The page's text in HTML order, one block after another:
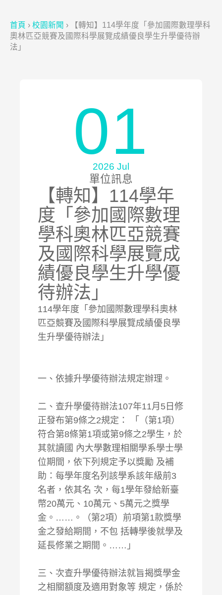
首頁 › 校園新聞 ›
【轉知】114學年度「參加國際數理學科
奧林匹亞競賽及國際科學展覽成績優良學生升學優待辦
法」
01
2026 Jul
單位訊息
【轉知】114學年
度「參加國際數理
學科奧林匹亞競賽
及國際科學展覽成
績優良學生升學優
待辦法」
114學年度「參加國際數理學科奧林
匹亞競賽及國際科學展覽成績優良學
生升學優待辦法」
一、依據升學優待辦法規定辦理。
二、查升學優待辦法107年11月5日修
正發布第9條之2規定： 「（第1項）
符合第8條第1項或第9條之2學生，於
其就讀國 內大學數理相關學系學士學
位期間，依下列規定予以獎勵 及補
助：每學年度名列該學系該年級前3
名者，依其名 次，每1學年發給新臺
幣20萬元、10萬元、5萬元之獎學
金。……。（第2項）前項第1款獎學
金之發給期間，不包 括轉學後就學及
延長修業之期間。……」
三、次查升學優待辦法就旨揭獎學金
之相關額度及適用對象等 規定，係於